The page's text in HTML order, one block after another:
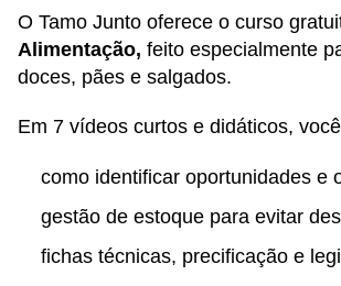
O Tamo Junto oferece o curso
Alimentação, feito especialmente
doces, pães e salgados.
Em 7 vídeos curtos e didáticos,
como identificar oportunidades e
gestão de estoque para evitar
fichas técnicas, precificação e